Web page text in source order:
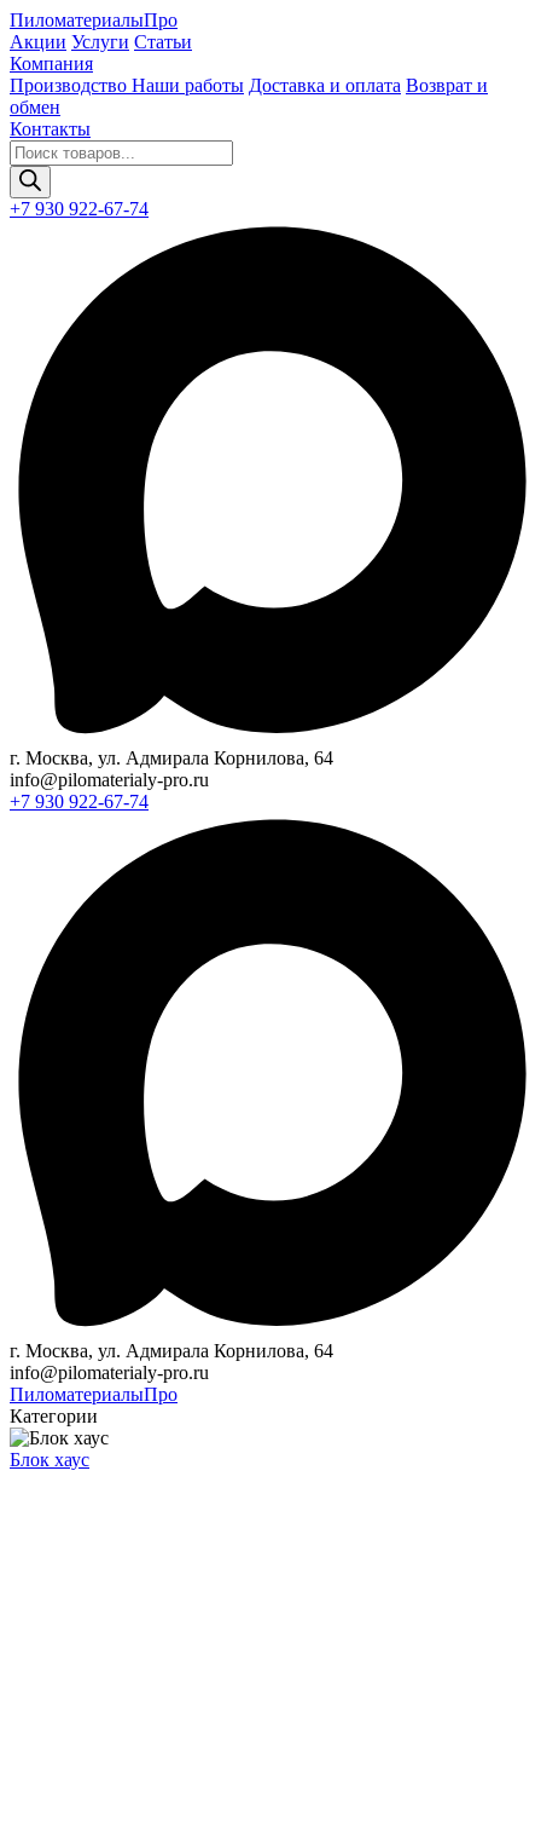
ПиломатериалыПро
Акции Услуги Статьи
Компания
Производство Наши работы Доставка и оплата Возврат и
обмен
Контакты
Поиск
товаров
+7 930 922-67-74
г. Москва, ул. Адмирала Корнилова, 64
info@pilomaterialy-pro.ru
+7 930 922-67-74
г. Москва, ул. Адмирала Корнилова, 64
info@pilomaterialy-pro.ru
ПиломатериалыПро
Категории
Блок хаус